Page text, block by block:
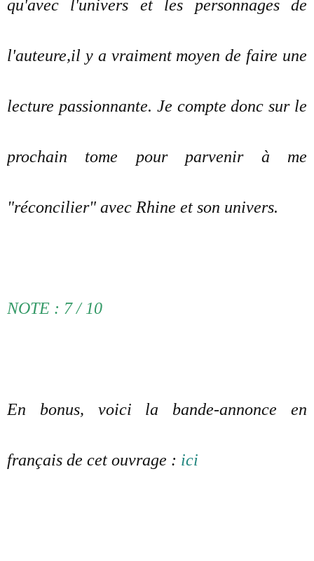
qu'avec l'univers et les personnages de
l'auteure,il y a vraiment moyen de faire une
lecture passionnante. Je compte donc sur le
prochain tome pour parvenir à me
"réconcilier" avec Rhine et son univers.
NOTE : 7 / 10
En bonus, voici la bande-annonce en
français de cet ouvrage : ici